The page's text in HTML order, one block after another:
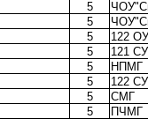
5
5
5
122 ОУ
5
121
5
НПМГ
5
122
5
СМГ
5
ПЧМГ